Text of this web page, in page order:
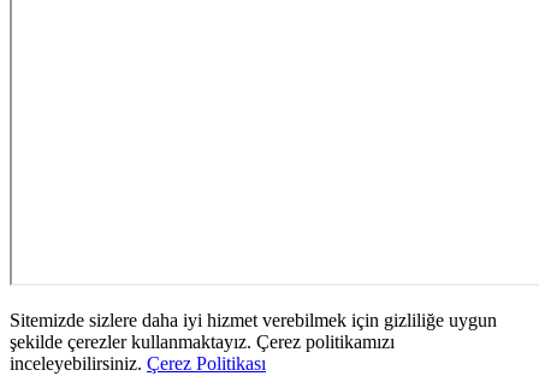
Sitemizde sizlere daha iyi hizmet verebilmek için gizliliğe uygun
şekilde çerezler kullanmaktayız. Çerez politikamızı
inceleyebilirsiniz. Çerez Politikası